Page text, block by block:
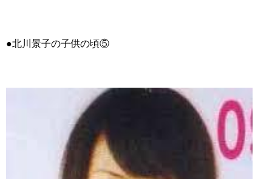
●北川景子の子供の頃⑤